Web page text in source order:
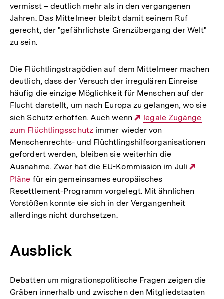
vermisst – deutlich mehr als in den vergangenen
Jahren. Das Mittelmeer bleibt damit seinem Ruf
gerecht, der "gefährlichste Grenzübergang der Welt"
zu sein.
Die Flüchtlingstragödien auf dem Mittelmeer machen
deutlich, dass der Versuch der irregulären Einreise
häufig die einzige Möglichkeit für Menschen auf der
Flucht darstellt, um nach Europa zu gelangen, wo sie
sich Schutz erhoffen. Auch wenn
Externer
Link:
legale Zugänge
zum Flüchtlingsschutzimmer wieder von
Menschenrechts- und Flüchtlingshilfsorganisationen
gefordert werden, bleiben sie weiterhin die
Ausnahme. Zwar hat die EU-Kommission im Juli
Pläne für ein gemeinsames europäisches
Resettlement-Programm vorgelegt. Mit ähnlichen
Vorstößen konnte sie sich in der Vergangenheit
allerdings nicht durchsetzen.
Ausblick
Debatten um migrationspolitische Fragen zeigen die
Gräben innerhalb und zwischen den Mitgliedstaaten